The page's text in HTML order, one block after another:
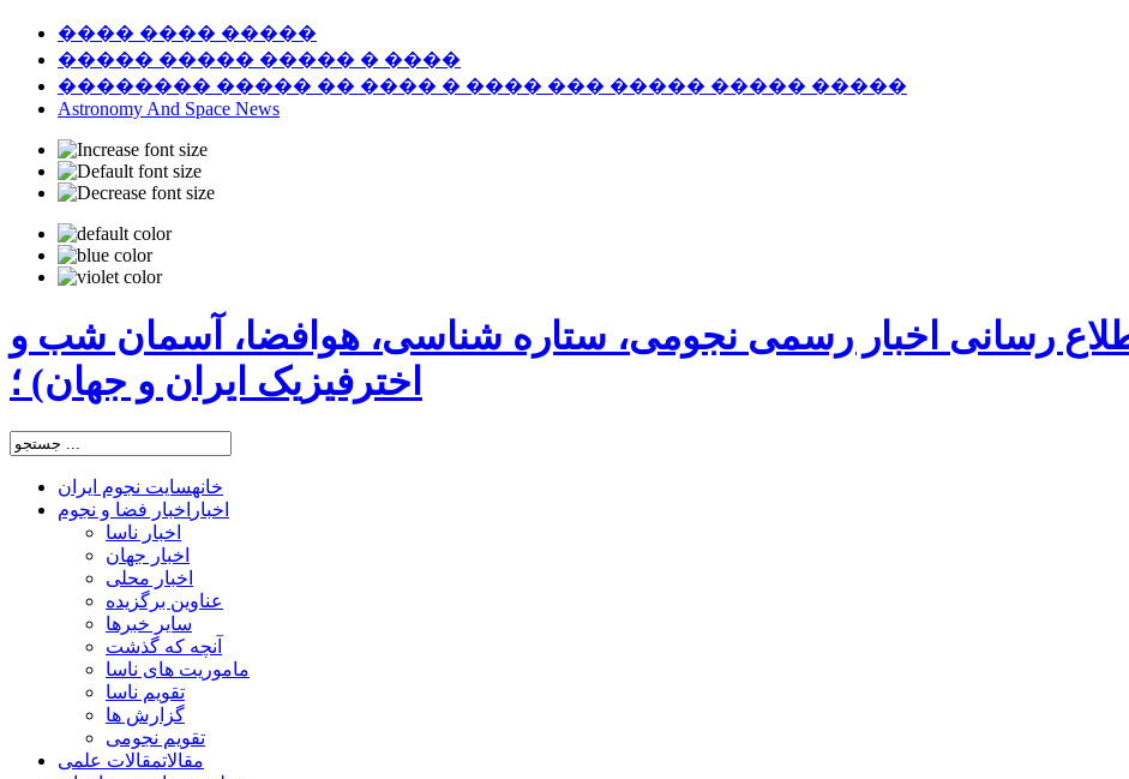
���� ���� �����
����� ����� ����� � ����
�������� ����� �� ���� � ���� ��� ����� ����� �����
Astronomy And Space News
رسانی اخبار رسمی نجومی، ستاره شناسی، هوافضا، آسمان شب و
اخترفیزیک ایران و جهان) ؛
خانهسایت نجوم ایران
اخبار اخبار فضا و نجوم
اخبار ناسا
اخبار جهان
اخبار محلی
عناوین برگزیده
سایر خبرها
آنچه که گذشت
ماموریت های ناسا
تقویم ناسا
گزارش ها
تقویم نجومی
مقالاتمقالات علمی